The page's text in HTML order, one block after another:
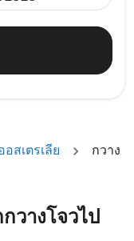
สเตรเลีย
กวาง
วางโจวไป
ะ/หรือปลายทาง) หรื